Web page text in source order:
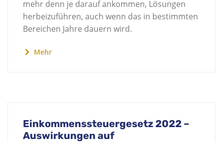
mehr denn je darauf ankommen, Lösungen
herbeizuführen, auch wenn das in bestimmten
Bereichen Jahre dauern wird.
Mehr
Einkommenssteuergesetz 2022 –
Auswirkungen auf